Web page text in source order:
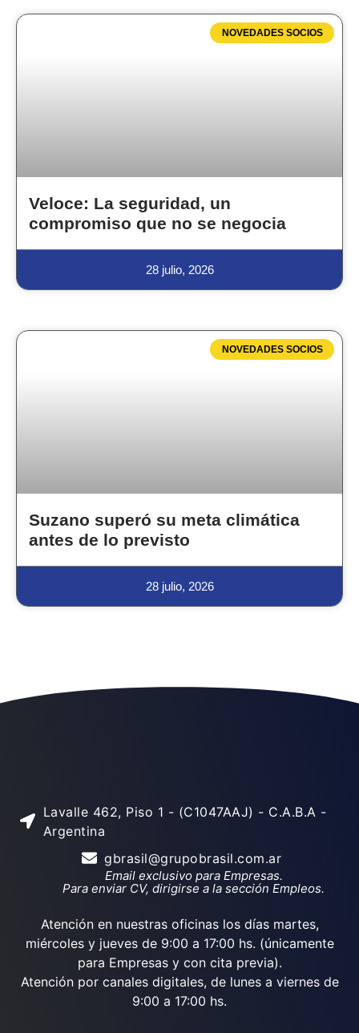
NOVEDADES SOCIOS
Veloce: La seguridad, un
compromiso que no se negocia
28 julio, 2026
NOVEDADES SOCIOS
Suzano superó su meta climática
antes de lo previsto
28 julio, 2026
Lavalle 462, Piso 1 - (C1047AAJ) - C.A.B.A -
Argentina
gbrasil@grupobrasil.com.ar
Email exclusivo para Empresas.
Para enviar CV, dirigirse a la sección Empleos.
Atención en nuestras oficinas los días martes,
miércoles y jueves de 9:00 a 17:00 hs. (únicamente
para Empresas y con cita previa).
Atención por canales digitales, de lunes a viernes de
9:00 a 17:00 hs.